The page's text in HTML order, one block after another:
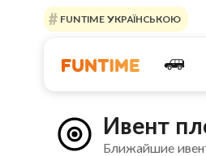
FUNTIME УКРАЇНСЬКОЮ
Ивент
Ближайшие